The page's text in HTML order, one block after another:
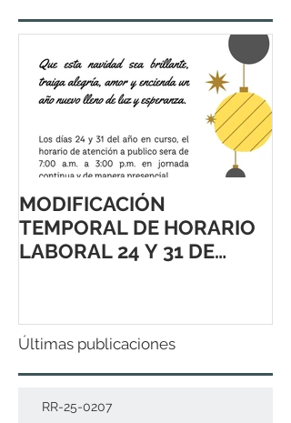
MODIFICACIÓN
TEMPORAL DE HORARIO
LABORAL 24 Y 31 DE
Últimas publicaciones
RR-25-0207